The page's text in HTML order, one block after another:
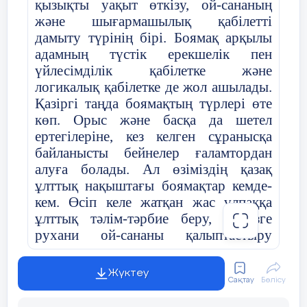
қызықты уақыт өткізу, ой-сананың
және шығармашылық қабілетті
дамыту түрінің бірі. Боямақ арқылы
адамның түстік ерекшелік пен
үйлесімділік қабілетке және
логикалық қабілетке де жол ашылады.
Қазіргі таңда боямақтың түрлері өте
көп. Орыс және басқа да шетел
ертегілеріне, кез келген сұранысқа
байланысты бейнелер ғаламтордан
алуға болады. Ал өзіміздің қазақ
ұлттық нақыштағы боямақтар кемде-
кем. Өсіп келе жатқан жас ұлпаққа
ұлттық тәлім-тәрбие беру, елімізге
рухани ой-сананы қалыптастыру
мақсатында «Қазақ ұлттық нақыштағы
боямақтардың» пайдасы көп деп
ойлаймын.
«Қазақ ұлттық
Жүктеу
Сақтау Бөлісу